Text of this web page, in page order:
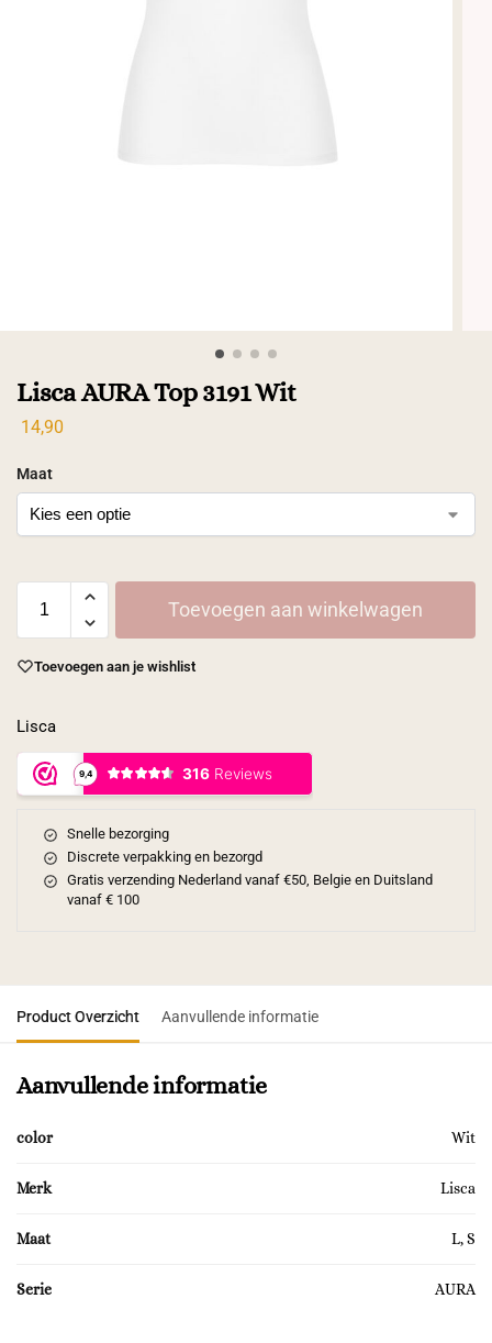
Lisca AURA Top 3191 Wit
14,90
Maat
Toevoegen aan winkelwagen
Toevoegen aan je wishlist
Lisca
Snelle bezorging
Discrete verpakking en bezorgd
Gratis verzending Nederland vanaf €50, Belgie en Duitsland
vanaf € 100
Product Overzicht Aanvullende informatie
Aanvullende informatie
color Wit
Merk Lisca
Maat L, S
Serie AURA